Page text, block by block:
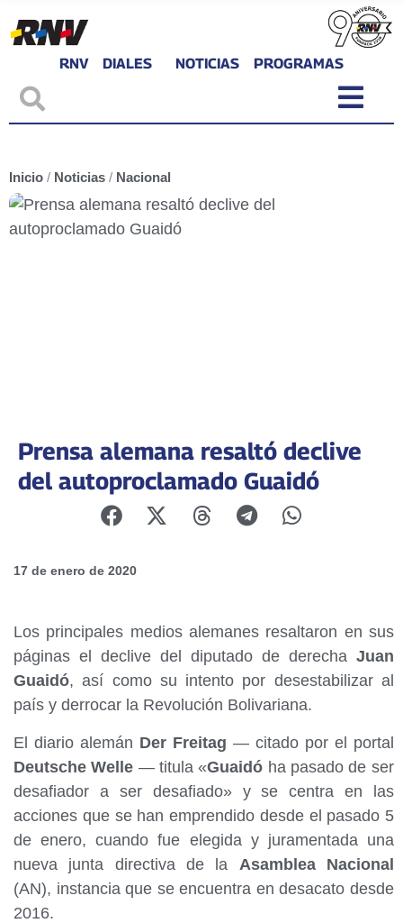
RNV DIALES NOTICIAS PROGRAMAS
Inicio / Noticias / Nacional
Prensa alemana resaltó declive
del autoproclamado Guaidó
17 de enero de 2020
Los principales medios alemanes resaltaron en sus
páginas el declive del diputado de derecha Juan
Guaidó, así como su intento por desestabilizar al
país y derrocar la Revolución Bolivariana.
El diario alemán Der Freitag — citado por el portal
Deutsche Welle — titula «Guaidó ha pasado de ser
desafiador a ser desafiado» y se centra en las
acciones que se han emprendido desde el pasado 5
de enero, cuando fue elegida y juramentada una
nueva junta directiva de la Asamblea Nacional
(AN), instancia que se encuentra en desacato desde
2016.